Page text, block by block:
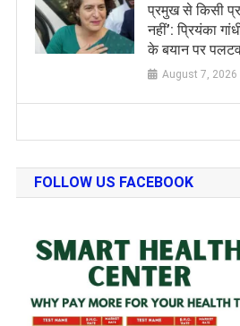
प्रमुख से किसी
नहीं’: प्रियंका
के बयान पर
August 7, 2026
FOLLOW US FACEBOOK